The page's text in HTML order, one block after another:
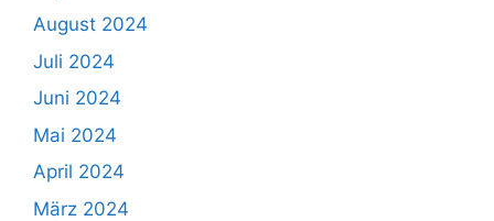
August 2024
Juli 2024
Juni 2024
Mai 2024
April 2024
März 2024